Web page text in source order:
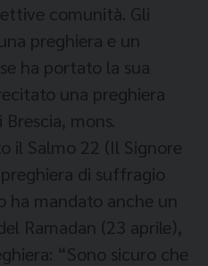
comunità. Gli
preghiera e un
ha portato la sua
una preghiera
mons.
il Salmo 22 (Il Signore
di suffragio
ha mandato anche un
Ramadan (23 aprile),
“Sono sicuro che